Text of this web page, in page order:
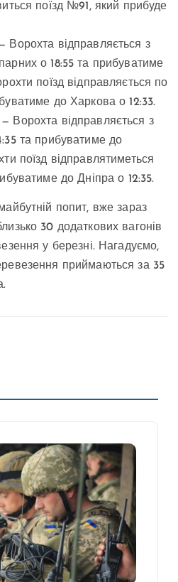
поїзд №91, який прибуде
Ворохта відправляється з
о 18:55 та прибуватиме
поїзд відправляється по
до Харкова о 12:33.
Ворохта відправляється з
та прибуватиме до
поїзд відправлятиметься
до Дніпра о 12:35.
попит, вже зараз
30 додаткових вагонів
у березні. Нагадуємо,
приймаються за 35